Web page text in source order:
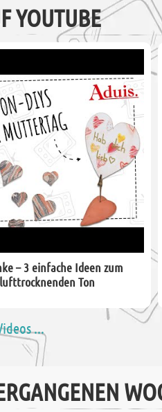
YOUTUBE
– 3 einfache Ideen zum
Ton
...